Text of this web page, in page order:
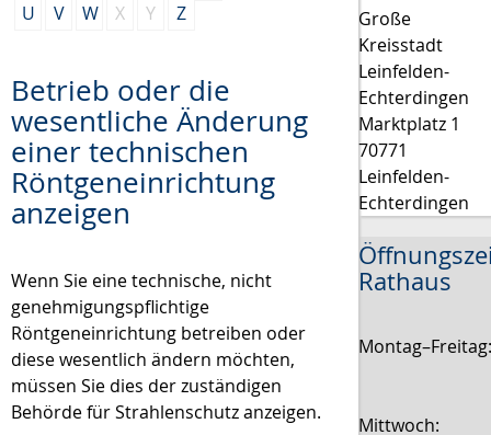
U
V W X Y Z
Betrieb oder die
wesentliche Änderung
einer technischen
Röntgeneinrichtung
anzeigen
Wenn Sie eine technische, nicht
genehmigungspflichtige
Röntgeneinrichtung betreiben oder
diese wesentlich ändern möchten,
müssen Sie dies der zuständigen
Behörde für Strahlenschutz anzeigen.
Große
Kreisstadt
Leinfelden-
Echterdingen
Marktplatz 1
70771
Leinfelden-
Echterdingen
Rathaus
Mittwoch: